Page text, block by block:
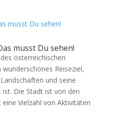
musst Du sehen!
österreichischen
Reiseziel,
und seine
Die Stadt ist von den
Vielzahl von Aktivitäten